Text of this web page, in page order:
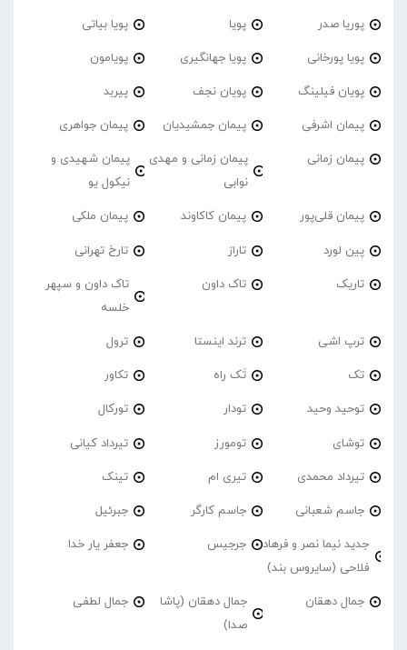
پوریا صدر پویا پویا بیاتی
پویا پورخانی پویا جهانگیری پویامون
پویان فیلینگ پویان نجف پیربد
پیمان اشرفی پیمان جمشیدیان پیمان جواهری
پیمان زمانی
پیمان زمانی و مهدی
نوابی
پیمان شهیدی و
نیکول یو
پیمان قلی‌پور پیمان کاکاوند پیمان ملکی
پین لورد تاراز تارخ تهرانی
تاریک تاک داون
تاک داون و سپهر
خلسه
ترپ اشی ترند اینستا ترول
تک تَک راه تکاور
توحید وحید تودار تورکال
توشای تومورز تیرداد کیانی
تیرداد محمدی تیری ام تینک
جاسم شعبانی جاسم کارگر جبرئیل
جدید نیما نصر و فرهاد
فلاحی (سایروس بند)
جرجیس جعفر یار خدا
جمال دهقان
جمال دهقان (پاشا
صدا)
جمال لطفی